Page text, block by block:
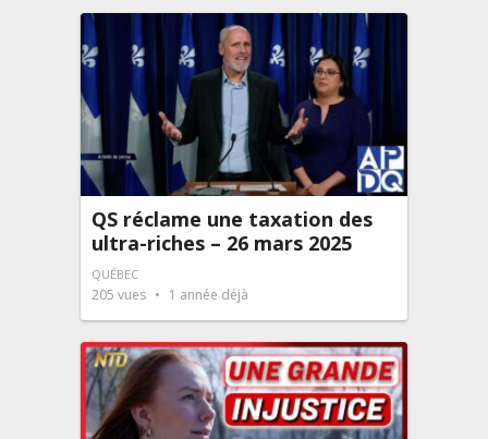
QS réclame une taxation des
ultra-riches – 26 mars 2025
QUÉBEC
205 vues 1 année déjà